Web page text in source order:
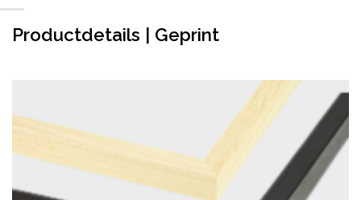
Productdetails | Geprint